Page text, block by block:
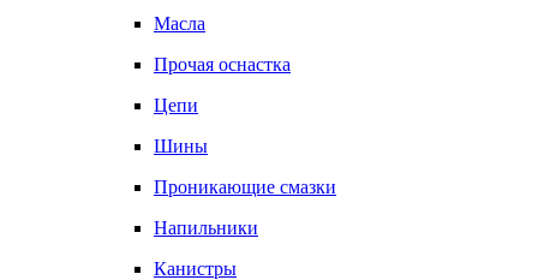
Масла
Прочая оснастка
Цепи
Шины
Проникающие смазки
Напильники
Канистры